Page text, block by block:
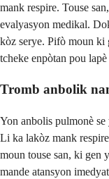
mank respire. Touse
evalyasyon medikal.
kòz serye. Pifò moun ki
tcheke enpòtan pou
Tromb anbolik
Yon anbolis pulmonè
Li ka lakòz mank
moun touse san, ki gen
mande atansyon